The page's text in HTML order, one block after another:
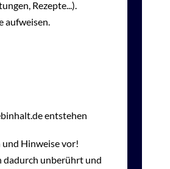
Rezepte...).
aufweisen.
entstehen
und Hinweise vor!
dadurch unberührt und